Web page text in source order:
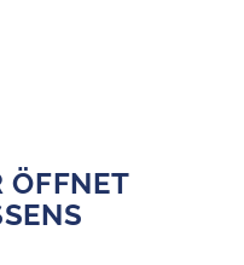
ÖFFNET